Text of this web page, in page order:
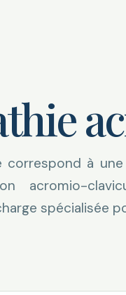
correspond à
acromio-
spécialisée